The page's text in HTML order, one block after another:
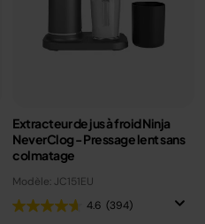
Extracteur de jus à froid Ninja
NeverClog - Pressage lent sans
colmatage
Modèle: JC151EU
4.6 (394)